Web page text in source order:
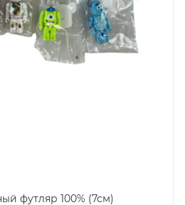
футляр 100% (7см)